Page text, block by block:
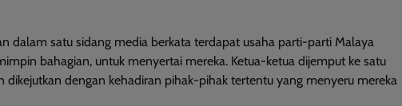
dalam satu sidang media berkata terdapat usaha parti-parti Malaya
bahagian, untuk menyertai mereka. Ketua-ketua dijemput ke satu
dengan kehadiran pihak-pihak tertentu yang menyeru mereka